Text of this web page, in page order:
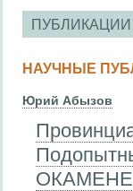
НАУЧНЫЕ
Юрий Абызов